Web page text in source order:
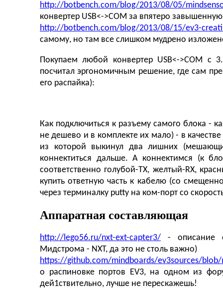
http://botbench.com/blog/2013/08/05/
конвертер USB<->COM за впятеро
http://botbench.com/blog/2013/08/15/ev3-
самому, но там все слишком мудрено
Покупаем любой конвертер USB<->COM
посчитал эргономичным решение, где сам
его распайка):
Как подключиться к разъему самого блока -
не дешево и в комплекте их мало) - в
из которой выкинул два лишних
коннектиться дальше. А коннектимся (к
соответственно голубой-TX, желтый-RX,
купить ответную часть к кабелю (со
через терминалку putty на ком-порт со
Аппаратная составляющая
http://lego56.ru/nxt-ext-capter3/ - описание
Мидстрома - NXT, да это не столь важно)
https://github.com/mindboards/ev3sources/
о распиновке портов EV3, на одном из
дей1ствительно, лучше не перескажешь!